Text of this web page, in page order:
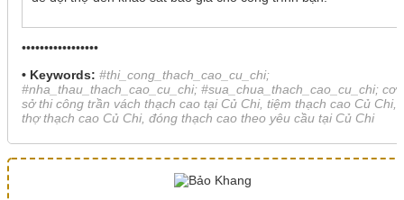
•••••••••••••••••
• Keywords: #thi_cong_thach_cao_cu_chi;
#nha_thau_thach_cao_cu_chi; #sua_chua_thach_cao_cu_chi; cơ
sở thi công trần vách thạch cao tại Củ Chi, tiệm thạch cao Củ Chi,
thợ thạch cao Củ Chi, đóng thạch cao theo yêu cầu tại Củ Chi